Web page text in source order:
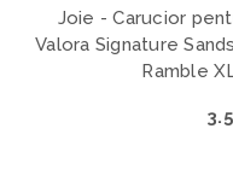
Joie - Carucior
Valora Signature
Ramble